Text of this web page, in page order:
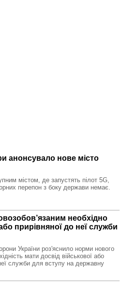
анонсувало нове місто
містом, де запустять пілот 5G,
перепон з боку держави немає.
необхідно
прирівняної до неї служби
України роз'яснило норми нового
мати досвід військової або
служби для вступу на державну